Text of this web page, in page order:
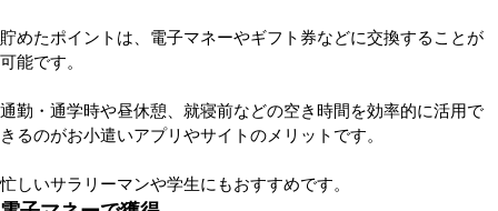
貯めたポイントは、電子マネーやギフト券などに交換することが
可能です。
通勤・通学時や昼休憩、就寝前などの空き時間を効率的に活用で
きるのがお小遣いアプリやサイトのメリットです。
忙しいサラリーマンや学生にもおすすめです。